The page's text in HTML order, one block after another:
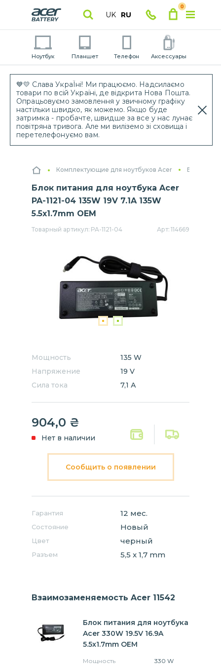
💙💛 Слава УкраЇні! Ми працюємо. Надсилаємо
товари по всій Україні, де відкрита Нова Пошта.
Опрацьовуємо замовлення у звичному графіку
настільки швидко, як можемо. Якщо буде
затримка - пробачте, швидше за все у нас лунає
повітряна тривога. Але ми виліземо зі сховища і
перетелефонуємо вам.
UK RU
0
Ноутбук Планшет Телефон Аксессуары
Комплектующие для ноутбуков Acer Блоки
Блок питания для ноутбука Acer
PA-1121-04 135W 19V 7.1A 135W
5.5x1.7mm OEM
Товарный артикул: PA-1121-04 Арт: 114669
Мощность
135 W
Напряжение
19 V
Сила тока
7,1 А
904,0 ₴
Нет в наличии
Сообщить о появлении
Гарантия 12 мес.
Состояние Новый
Цвет черный
Разъем 5,5 x 1,7 mm
Взаимозаменяемость Acer 11542
Блок питания для ноутбука
Acer 330W 19.5V 16.9A
5.5x1.7mm OEM
Мощность
330 W